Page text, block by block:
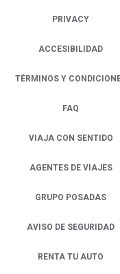
PRIVACY
OPENS IN A NEW
ACCESIBILIDAD
TÉRMINOS Y
FAQ
VIAJA CON SENTIDO
AGENTES DE VIAJES
GRUPO POSADAS
AVISO DE SEGURIDAD
RENTA TU AUTO
OPENS IN A NEW